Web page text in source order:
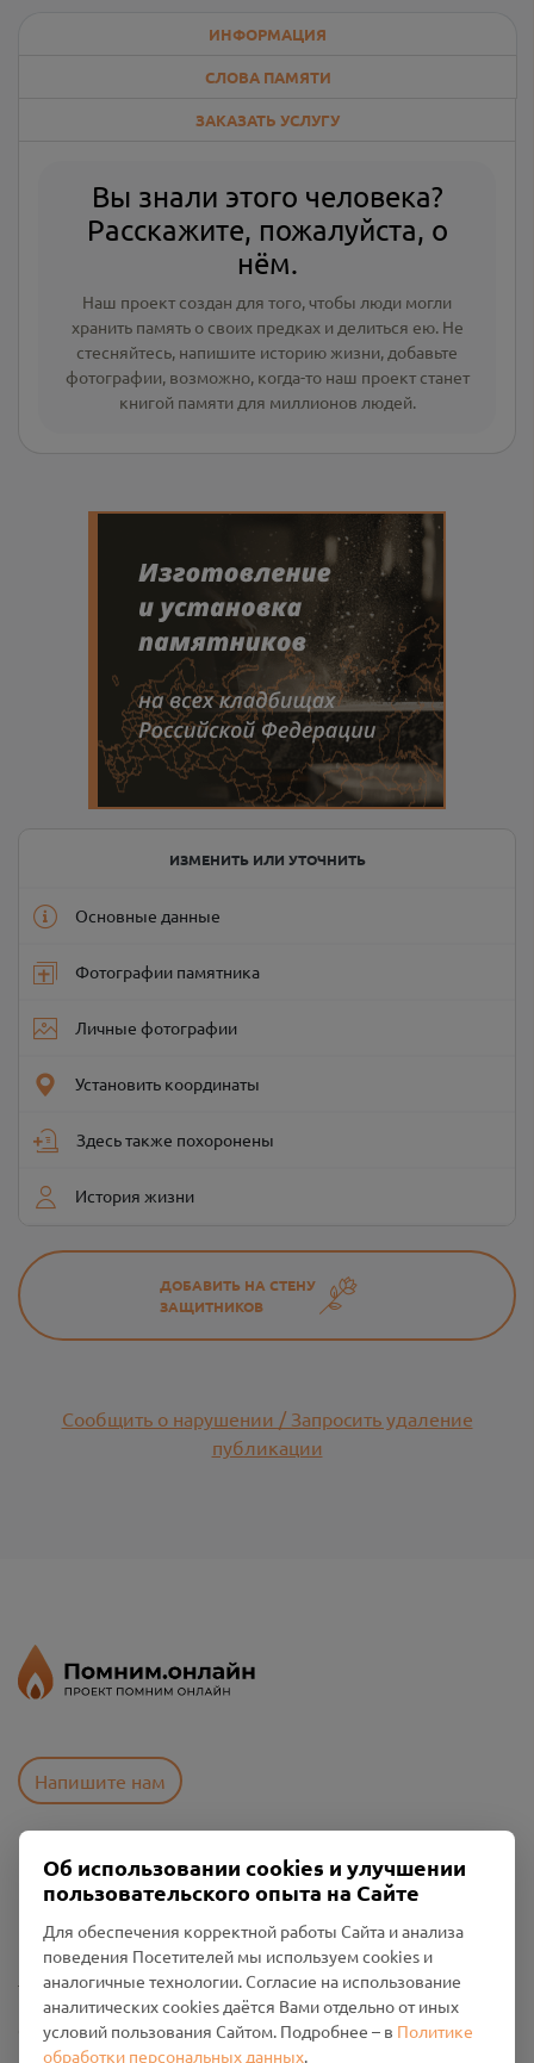
ИНФОРМАЦИЯ
СЛОВА ПАМЯТИ
ЗАКАЗАТЬ УСЛУГУ
Вы знали этого человека?
Расскажите, пожалуйста, о
нём.
Наш проект создан для того, чтобы люди могли
хранить память о своих предках и делиться ею. Не
стесняйтесь, напишите историю жизни, добавьте
фотографии, возможно, когда-то наш проект станет
книгой памяти для миллионов людей.
ИЗМЕНИТЬ ИЛИ УТОЧНИТЬ
Основные данные
Фотографии памятника
Личные фотографии
Установить координаты
Здесь также похоронены
История жизни
ДОБАВИТЬ НА СТЕНУ
ЗАЩИТНИКОВ
Сообщить о нарушении / Запросить удаление
публикации
Напишите нам
Пользовательское соглашение
Политика конфиденциальности
Промо-материалы
Настройки cookies
Общество с ограниченной ответственностью «Смоленский
Проект Помним»
Об использовании cookies и улучшении
пользовательского опыта на Сайте
Для обеспечения корректной работы Сайта и анализа
поведения Посетителей мы используем cookies и
аналогичные технологии. Согласие на использование
аналитических cookies даётся Вами отдельно от иных
условий пользования Сайтом. Подробнее – в Политике
обработки персональных данных.